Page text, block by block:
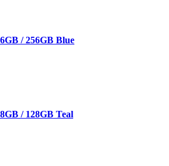
/ 256GB Blue
/ 128GB Teal